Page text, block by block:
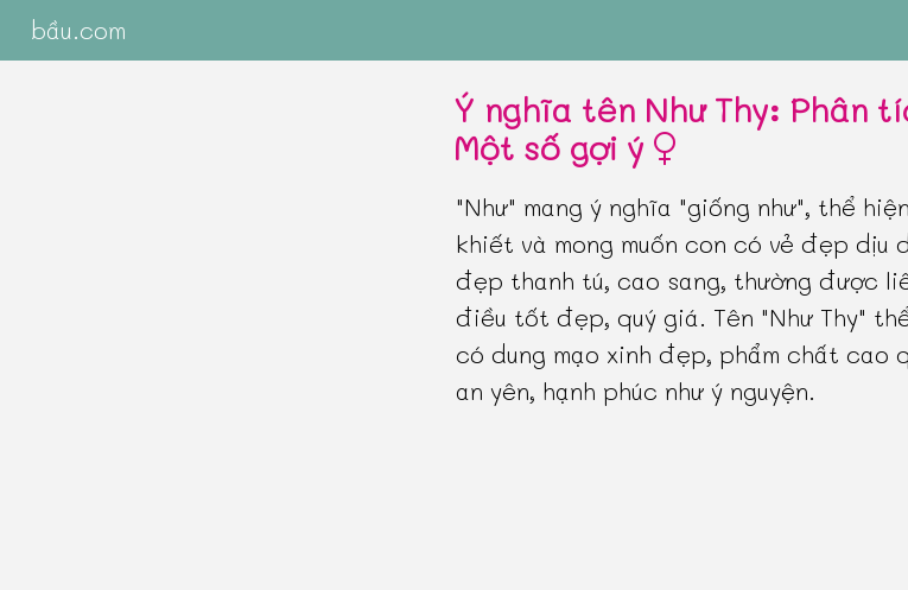
bầu.com
Ý nghĩa tên Như Thy: Phân
Một số gợi ý
"Như" mang ý nghĩa "giống như", thể
khiết và mong muốn con có vẻ đẹp dịu
đẹp thanh tú, cao sang, thường được
điều tốt đẹp, quý giá. Tên "Như Thy"
có dung mạo xinh đẹp, phẩm chất cao
an yên, hạnh phúc như ý nguyện.